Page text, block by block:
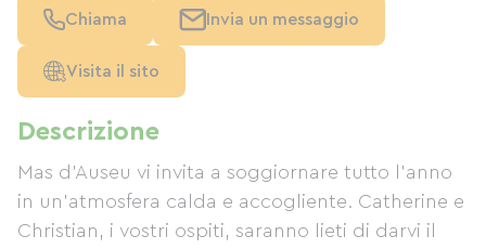
Descrizione
Mas d'Auseu vi invita a soggiornare tutto l'anno
in un'atmosfera calda e accogliente. Catherine e
Christian, i vostri ospiti, saranno lieti di darvi il
Chiama Invia un messaggio
Visita il sito